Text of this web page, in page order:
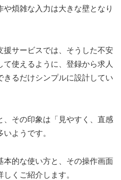
や煩雑な入力は大きな壁となり
援サービスでは、そうした不安
て使えるように、登録から求人
きるだけシンプルに設計してい
、その印象は「見やすく、直感
ようです。
本的な使い方と、その操作画面
くご紹介します。